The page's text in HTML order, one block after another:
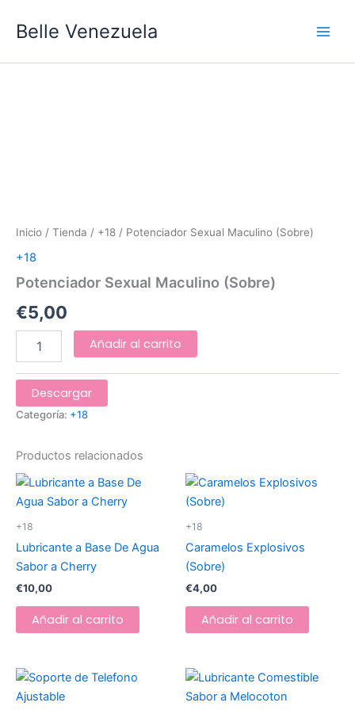
Belle Venezuela
Inicio / Tienda / +18 / Potenciador Sexual Maculino (Sobre)
+18
Potenciador Sexual Maculino (Sobre)
€5,00
Añadir al carrito
Descargar
Categoría: +18
Productos relacionados
+18
Lubricante a Base De Agua
Sabor a Cherry
€10,00
Añadir al carrito
+18
Caramelos Explosivos
(Sobre)
€4,00
Añadir al carrito